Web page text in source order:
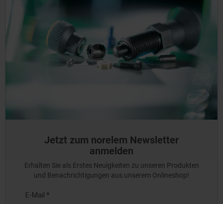
Jetzt zum norelem Newsletter
anmelden
Erhalten Sie als Erstes Neuigkeiten zu unseren Produkten
und Benachrichtigungen aus unserem Onlineshop!